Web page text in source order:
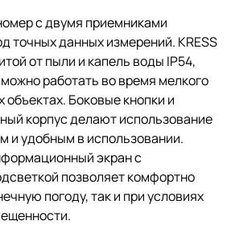
с двумя приемниками
точных данных измерений. KRESS
от пыли и капель воды IP54,
работать во время мелкого
Боковые кнопки и
корпус делают использование
и удобным в использовании.
экран с
позволяет комфортно
погоду, так и при условиях